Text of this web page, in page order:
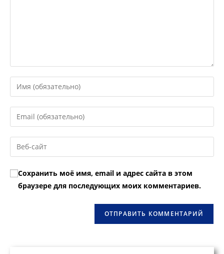
Введите
свое
имя
или
пользователя,
чтобы
прокомментировать
Введите
свой
email-
адрес,
прокомментировать
Введите
URL
вашего
веб-
сайта
Сохранить моё имя, email и адрес сайта в этом
браузере для последующих моих комментариев.